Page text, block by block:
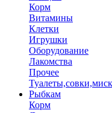
Корм
Витамины
Клетки
Игрушки
Оборудование
Лакомства
Прочее
Рыбкам
Корм